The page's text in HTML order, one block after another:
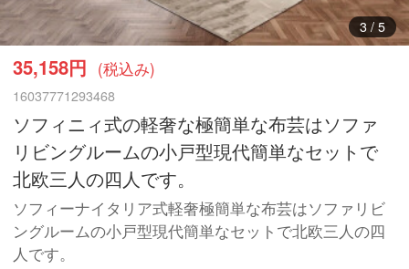
3/ 5
35,158円 (税込み)
16037771293468
ソフィニィ式の軽奢な極簡単な布芸はソファ
リビングルームの小戸型現代簡単なセットで
北欧三人の四人です。
ソフィーナイタリア式軽奢極簡単な布芸はソファリビ
ングルームの小戸型現代簡単なセットで北欧三人の四
人です。